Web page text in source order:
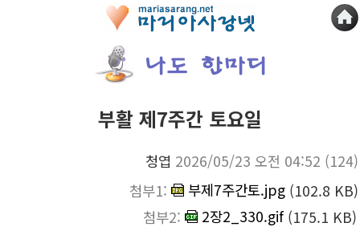
부활 제7주간 토요일
청엽 2026/05/23 오전 04:52 (124)
첨부1:
부제7주간토.jpg (102.8 KB)
첨부2:
2장2_330.gif (175.1 KB)